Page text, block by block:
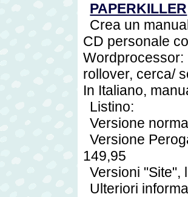
PAPERKILLER
Crea un
CD personale
Wordprocessor:
rollover, cerca/
In Italiano,
Listino:
Versione
Versione
149,95
Versioni
Ulteriori